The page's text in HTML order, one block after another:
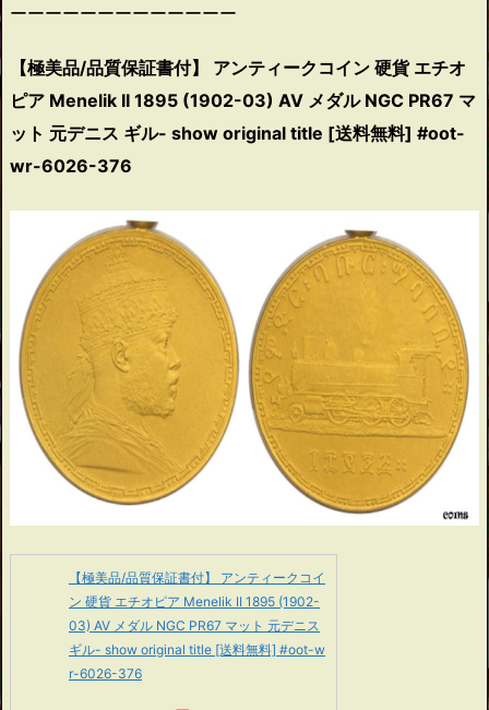
ーーーーーーーーーーーーー
【極美品/品質保証書付】 アンティークコイン 硬貨 エチオ
ピア Menelik II 1895 (1902-03) AV メダル NGC PR67 マ
ット 元デニス ギル- show original title [送料無料] #oot-
wr-6026-376
【極美品/品質保証書付】 アンティークコイ
ン 硬貨 エチオピア Menelik II 1895 (1902-
03) AV メダル NGC PR67 マット 元デニス
ギル- show original title [送料無料] #oot-w
r-6026-376